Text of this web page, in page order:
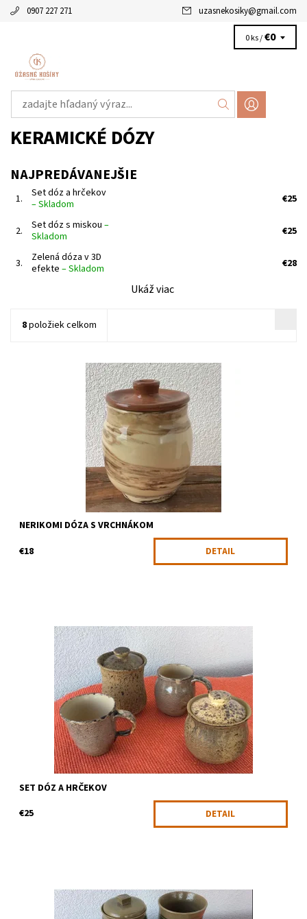
0907 227 271 uzasnekosiky@gmail.com
0 ks /€0
KERAMICKÉ DÓZY
NAJPREDÁVANEJŠIE
1.
Set dóz a hrčekov
–Skladom €25
2. Set dóz s miskou –
Skladom
€25
3.
Zelená dóza v 3D
efekte –Skladom €28
Ukáž viac
8položiek celkom
Všestranné využitie dizajnovej keramiky
Skladom
1313
NERIKOMI DÓZA S VRCHNÁKOM
€18
DETAIL
Set dóz s hrnčekmi
Dostupnosť:
Skladom
1473
SET DÓZ A HRČEKOV
€25
DETAIL
Efektné dózy a miska v jednom dizajnovom sete na rôznorodé